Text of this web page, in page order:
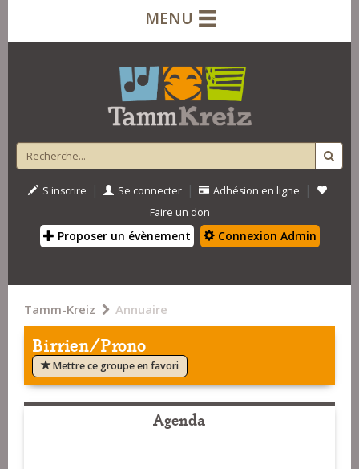
MENU
S'inscrire | Se connecter | Adhésion en ligne |
Faire un don
Proposer un évènement Connexion Admin
Tamm-Kreiz Annuaire
Birrien/Prono
Mettre ce groupe en favori
Agenda